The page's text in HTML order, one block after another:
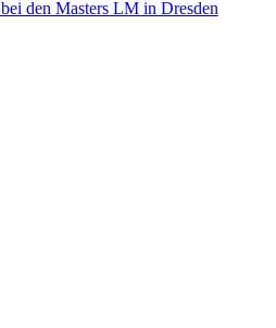
den Masters LM in Dresden